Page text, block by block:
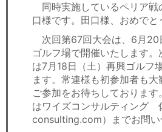
同時実施しているペリア戦
口様です。田口様、おめでと
次回第67回大会は、6月20
ゴルフ場で開催いたします
は7月18日（土）再興ゴルフ
ます。常連様も初参加者も
ご参加をお待ちしておりま
はワイズコンサルティング
consulting.com）までお問い